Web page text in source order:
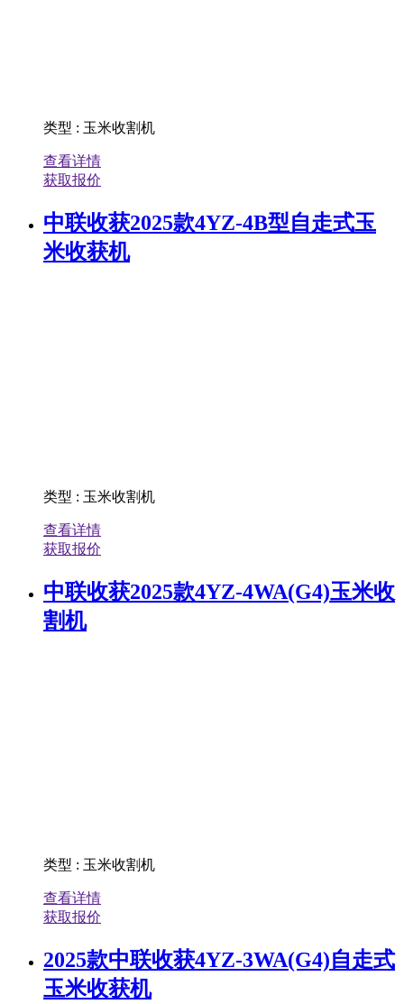
类型 : 玉米收割机
查看详情
获取报价
中联收获2025款4YZ-4B型自走式玉
米收获机
类型 : 玉米收割机
查看详情
获取报价
中联收获2025款4YZ-4WA(G4)玉米收
割机
类型 : 玉米收割机
查看详情
获取报价
2025款中联收获4YZ-3WA(G4)自走式
玉米收获机